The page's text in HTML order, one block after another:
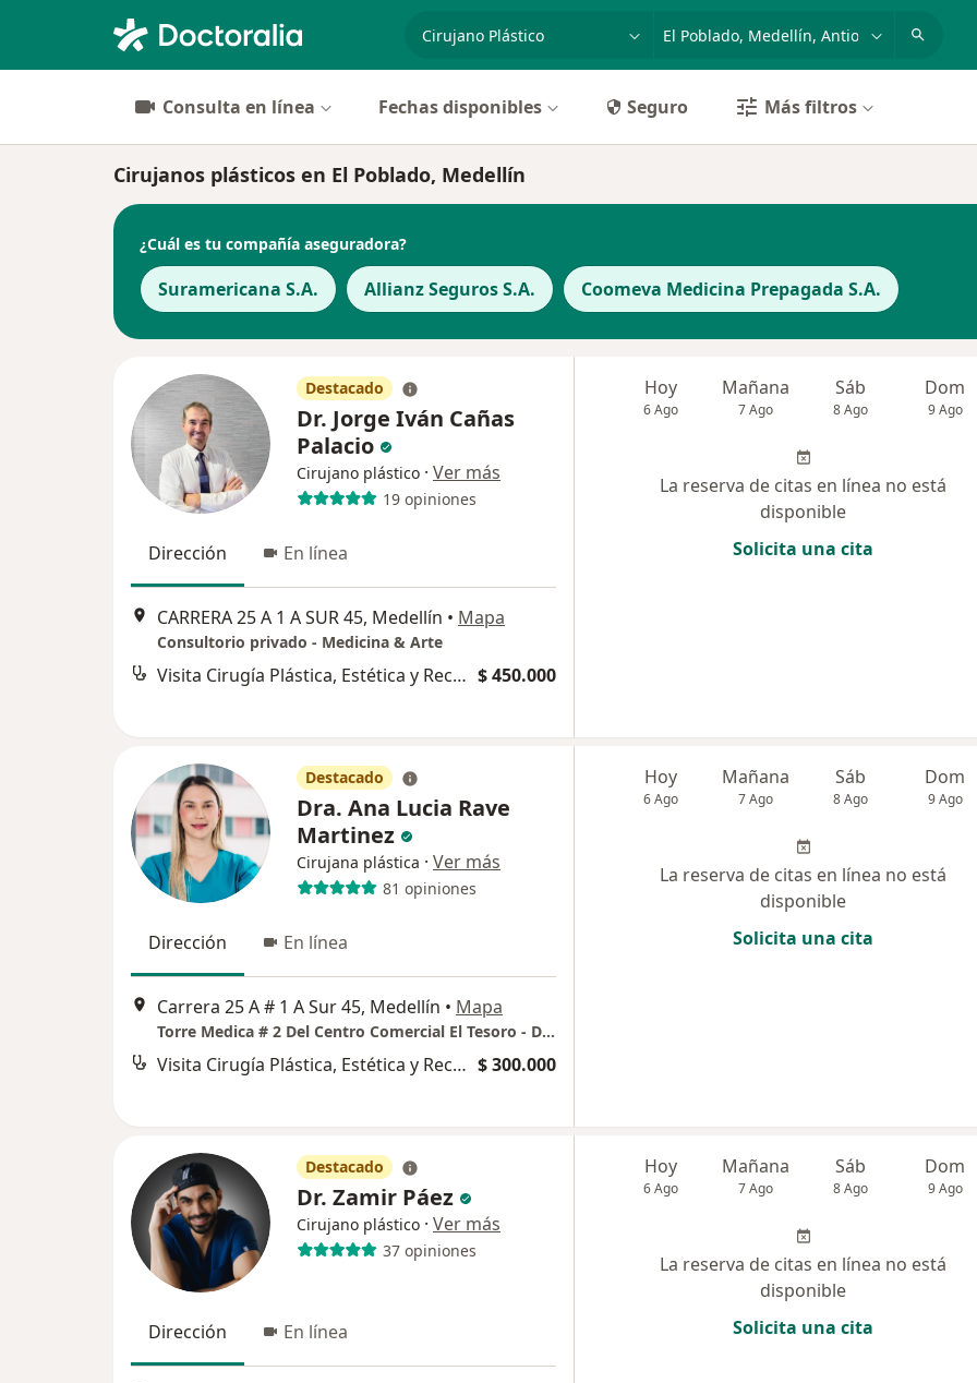
especialidad, enfermedad o nombre
Consulta en línea Fechas disponibles Seguro Más filtros
Cirujanos plásticos en El Poblado, Medellín
¿Cuál es tu compañía aseguradora?
Suramericana S.A. Allianz Seguros S.A. Coomeva Medicina Prepagada S.A.
Destacado
Dr. Jorge Iván Cañas
Palacio
Cirujano plástico · Ver más
19 opiniones
Dirección En línea
CARRERA 25 A 1 A SUR 45, Medellín • Mapa
Consultorio privado - Medicina & Arte
Visita Cirugía Plástica, Estética y Reconstructiva $ 450.000
Hoy
6 Ago
Mañana
7 Ago
Sáb
8 Ago
Dom
9 Ago
La reserva de citas en línea no está
disponible
Solicita una cita
Destacado
Dra. Ana Lucia Rave
Martinez
Cirujana plástica · Ver más
81 opiniones
Dirección En línea
Carrera 25 A # 1 A Sur 45, Medellín • Mapa
Torre Medica # 2 Del Centro Comercial El Tesoro - Dra. Ana Lucia Rave - Consultorio 1365
Visita Cirugía Plástica, Estética y Reconstructiva $ 300.000
Hoy
6 Ago
Mañana
7 Ago
Sáb
8 Ago
Dom
9 Ago
La reserva de citas en línea no está
disponible
Solicita una cita
Destacado
Dr. Zamir Páez
Cirujano plástico · Ver más
37 opiniones
Dirección En línea
Hoy
6 Ago
Mañana
7 Ago
Sáb
8 Ago
Dom
9 Ago
La reserva de citas en línea no está
disponible
Solicita una cita